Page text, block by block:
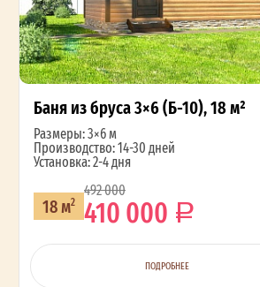
Баня из бруса 3×6 (Б-10), 18 м²
Размеры: 3×6 м
Производство: 14-30 дней
Установка: 2-4 дня
18 м2
492 000
410 000
ПОДРОБНЕЕ